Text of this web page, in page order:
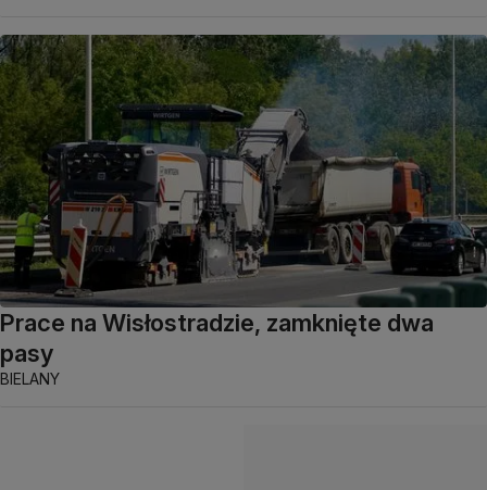
Prace na Wisłostradzie, zamknięte dwa
pasy
BIELANY